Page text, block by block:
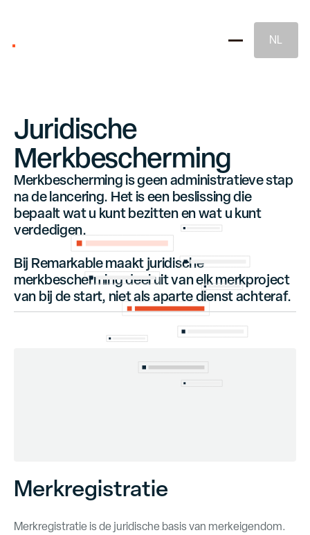
Merkstrategie
Naming & Merkidentiteit
Juridische Merkbescherming
NL
Juridische
Merkbescherming
Merkbescherming is geen administratieve stap
na de lancering. Het is een beslissing die
bepaalt wat u kunt bezitten en wat u kunt
verdedigen.
Bij Remarkable maakt juridische
merkbescherming deel uit van elk merkproject
van bij de start, niet als aparte dienst achteraf.
Merkregistratie
Merkregistratie is de juridische basis van merkeigendom.